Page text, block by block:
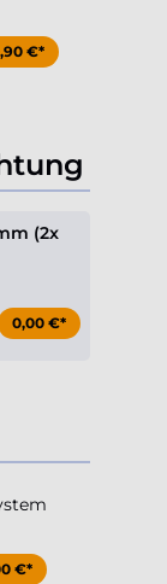
€*
(2x
0,00 €*
€*